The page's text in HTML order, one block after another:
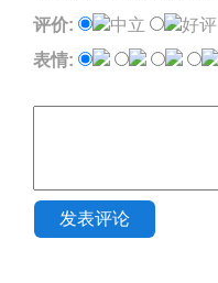
评价:
中立 好评
表情:
发表评论